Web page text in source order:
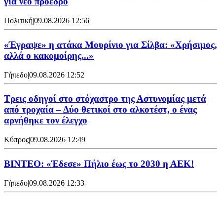
Πολιτική|09.08.2026 12:56
«Έγραψε» η ατάκα Μουρίνιο για Σίλβα: «Χρήσιμος,
αλλά ο κακομοίρης...»
Γήπεδο|09.08.2026 12:52
Τρεις οδηγοί στο στόχαστρο της Αστυνομίας μετά
από τροχαία – Δύο θετικοί στο αλκοτέστ, ο ένας
αρνήθηκε τον έλεγχο
Κύπρος|09.08.2026 12:49
ΒΙΝΤΕΟ: «Έδεσε» Πήλιο έως το 2030 η ΑΕΚ!
Γήπεδο|09.08.2026 12:33